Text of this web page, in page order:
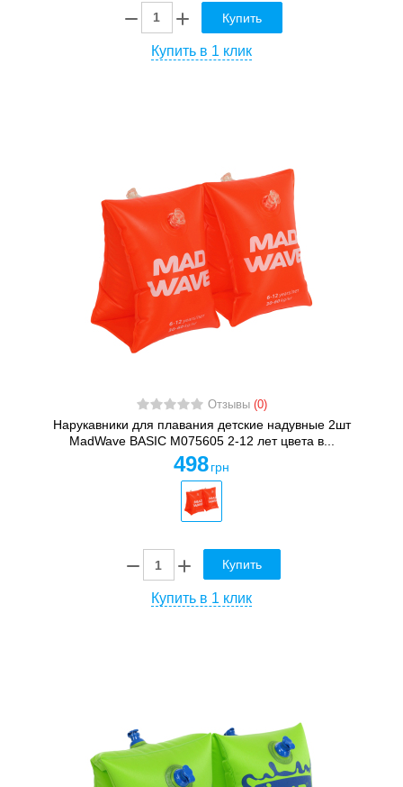
Купить
Купить в 1 клик
Отзывы (0)
Нарукавники для плавания детские надувные 2шт
MadWave BASIC M075605 2-12 лет цвета в...
498 грн
Купить
Купить в 1 клик